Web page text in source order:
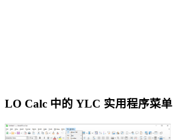
LO Calc 中的 YLC 实用程序菜单